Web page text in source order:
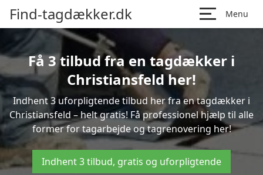
Find-tagdækker.dk Menu
Få 3 tilbud fra en tagdækker i
Christiansfeld her!
Indhent 3 uforpligtende tilbud her fra en tagdækker i
Christiansfeld – helt gratis! Få professionel hjælp til alle
former for tagarbejde og tagrenovering her!
Indhent 3 tilbud, gratis og uforpligtende